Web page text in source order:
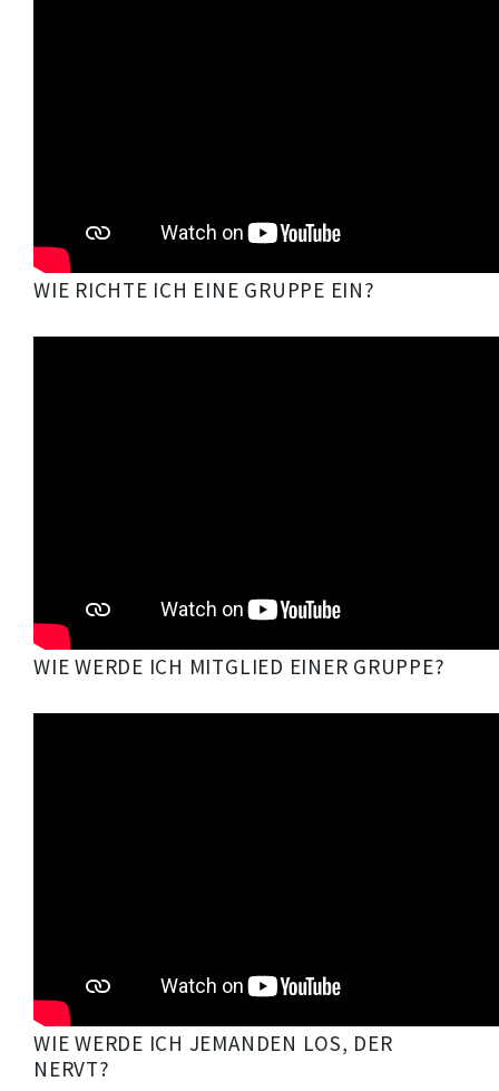
WIE RICHTE ICH EINE GRUPPE EIN?
WIE WERDE ICH MITGLIED EINER GRUPPE?
WIE WERDE ICH JEMANDEN LOS, DER
NERVT?